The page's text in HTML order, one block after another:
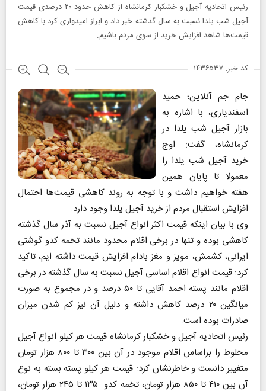
رئیس اتحادیه آجیل و خشکبار کرمانشاه از کاهش حدود ۲۰ درصدی قیمت
آجیل شب یلدا نسبت به سال گذشته خبر داد و ابراز امیدواری کرد با کاهش
قیمت‌ها شاهد افزایش خرید از سوی مردم باشیم.
کد خبر: ۱۴۳۶۵۳۷
جام جم آنلاین؛ حمید
اسفندیاری، با اشاره به
بازار آجیل شب یلدا در
کرمانشاه، گفت: اوج
خرید آجیل شب یلدا را
معمولا تا پایان همین
هفته خواهیم داشت و با توجه به روند کاهشی قیمت‌ها احتمال
افزایش استقبال مردم از خرید آجیل یلدا وجود دارد.
وی با بیان اینکه قیمت اکثر انواع آجیل نسبت به آذر سال گذشته
کاهشی بوده و تنها در برخی اقلام محدود مانند تخمه کدو گوشتی
ایرانی، کشمش، مویز و مغز بادام افزایش قیمت داشته ایم، تاکید
کرد: قیمت انواع اقلام اساسی آجیل نسبت به سال گذشته در برخی
اقلام مانند پسته احمد آقایی تا ۵۰ درصد و در مجموع به صورت
میانگین ۲۰ درصد کاهش داشته و دلیل آن نیز کم شدن میزان
صادرات بوده است.
رئیس اتحادیه آجیل و خشکبار کرمانشاه قیمت هر کیلو انواع آجیل
مخلوط را براساس اقلام موجود در آن بین ۳۰۰ تا ۸۰۰ هزار تومان
متغییر دانست و خاطرنشان کرد: قیمت هر کیلو پسته بسته به نوع
آن بین ۴۱۰ تا ۸۵۰ هزار تومان، تخمه کدو ۱۳۵ تا ۲۴۵ هزار تومان،